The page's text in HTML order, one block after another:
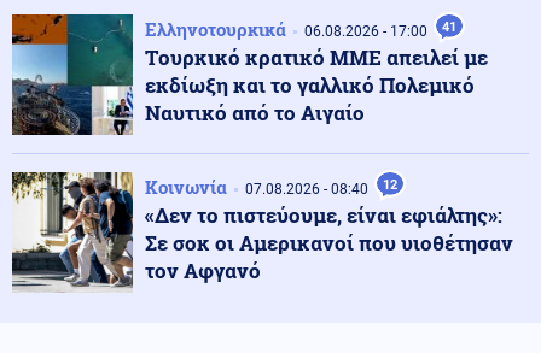
Σεπτεμβρίου
Κόσμος 07.08.2026 - 23:08
Μόλις ανακοινωθεί συμφωνία για το Ορμούζ, θα
τερματιστεί ο ναυτικός αποκλεισμός στο Ιράν,
Παγκοσμιοποίηση 07.08.2026 - 23:00
Βρετανο-Γαλλική κυριαρχία των υπηρεσιών
πληροφοριών MI6 - DGSE στην Ευρώπη - Οι μυστικές
επιχειρήσεις και τα αποτελέσματά τους
Ελληνοτουρκικά 06.08.2026 - 17:00 41
Tουρκικό κρατικό ΜΜΕ απειλεί με
εκδίωξη και το γαλλικό Πολεμικό
Ναυτικό από το Αιγαίο
Κοινωνία 07.08.2026 - 08:40 12
«Δεν το πιστεύουμε, είναι εφιάλτης»:
Σε σοκ οι Αμερικανοί που υιοθέτησαν
τον Αφγανό